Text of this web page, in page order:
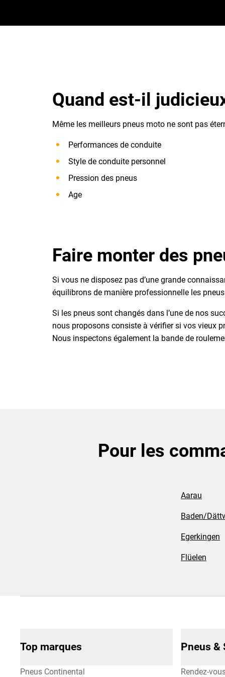
Quand est-il
Même les meilleurs pneus moto ne sont pas
Performances de conduite
Style de conduite personnel
Pression des pneus
Age
Faire monter des
Si vous ne disposez pas d’une grande
équilibrons de manière professionnelle les
Si les pneus sont changés dans l’une de nos
nous proposons consiste à vérifier si vos vieux
Nous inspectons également la bande de
Pour les
Aarau
Baden/
Egerkingen
Flüelen
Top marques
Pneus Continental
Pneus &
Rendez-